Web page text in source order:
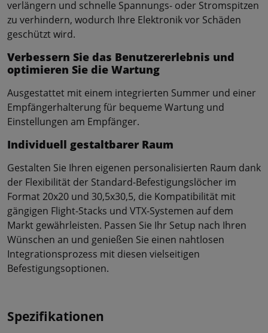
verlängern und schnelle Spannungs- oder Stromspitzen
zu verhindern, wodurch Ihre Elektronik vor Schäden
geschützt wird.
Verbessern Sie das Benutzererlebnis und
optimieren Sie die Wartung
Ausgestattet mit einem integrierten Summer und einer
Empfängerhalterung für bequeme Wartung und
Einstellungen am Empfänger.
Individuell gestaltbarer Raum
Gestalten Sie Ihren eigenen personalisierten Raum dank
der Flexibilität der Standard-Befestigungslöcher im
Format 20x20 und 30,5x30,5, die Kompatibilität mit
gängigen Flight-Stacks und VTX-Systemen auf dem
Markt gewährleisten. Passen Sie Ihr Setup nach Ihren
Wünschen an und genießen Sie einen nahtlosen
Integrationsprozess mit diesen vielseitigen
Befestigungsoptionen.
Spezifikationen